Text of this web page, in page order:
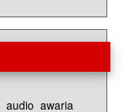
audio awaria